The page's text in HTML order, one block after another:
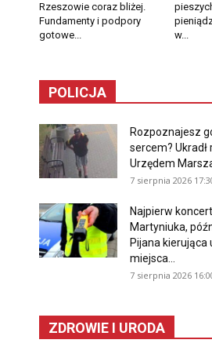
Rzeszowie coraz bliżej.
Fundamenty i podpory
gotowe...
w...
POLICJA
Rozpoznajesz
sercem? Ukradł
Urzędem
7 sierpnia 2026
Najpierw
Martyniuka,
Pijana kierująca
miejsca...
7 sierpnia 2026
ZDROWIE I URODA